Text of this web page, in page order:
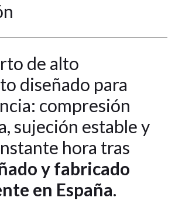
de alto
diseñado para
compresión
sujeción estable y
hora tras
y fabricado
en España.